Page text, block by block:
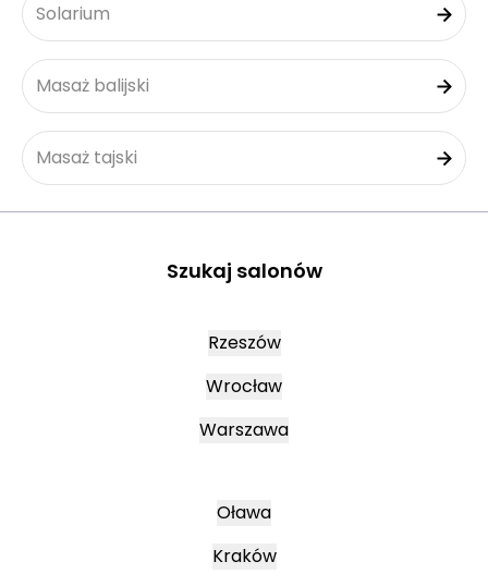
Solarium
Masaż balijski
Masaż tajski
Szukaj salonów
Rzeszów
Wrocław
Warszawa
Oława
Kraków